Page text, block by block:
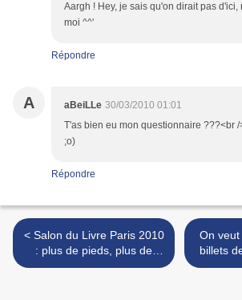
Aargh ! Hey, je sais qu'on dirait pas d'ici,
moi ^^'
Répondre
A aBeiLLe 30/03/2010 01:01
T'as bien eu mon questionnaire ???<br
;o)
Répondre
< Salon du Livre Paris 2010
: plus de pieds, plus de
tunes !
On